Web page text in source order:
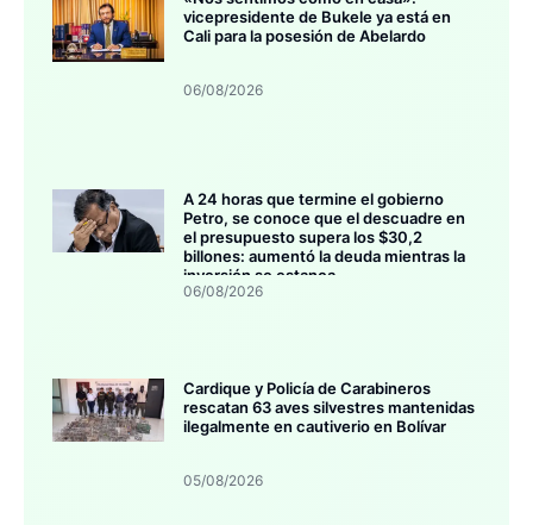
vicepresidente de Bukele ya está en
Cali para la posesión de Abelardo
06/08/2026
A 24 horas que termine el gobierno
Petro, se conoce que el descuadre en
el presupuesto supera los $30,2
billones: aumentó la deuda mientras la
inversión se estanca
06/08/2026
Cardique y Policía de Carabineros
rescatan 63 aves silvestres mantenidas
ilegalmente en cautiverio en Bolívar
05/08/2026